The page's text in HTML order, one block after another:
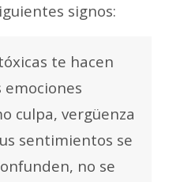
signos:
te hacen
culpa, vergüenza
sentimientos se
no se